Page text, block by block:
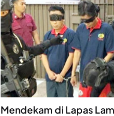
Mendekam di Lapas